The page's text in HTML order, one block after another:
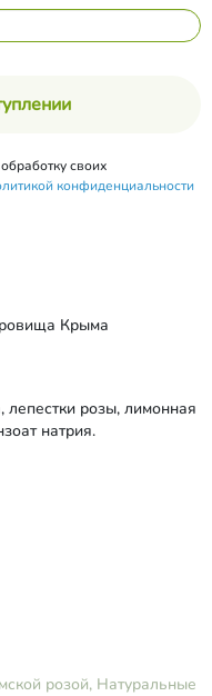
своих
конфиденциальности
Крыма
лепестки розы, лимонная
натрия.
розой, Натуральные